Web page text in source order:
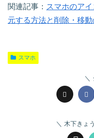
関連記事： スマホのア
元する方法と削除・移
スマホ
木下きょ